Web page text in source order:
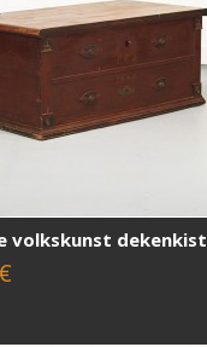
volkskunst dekenkist